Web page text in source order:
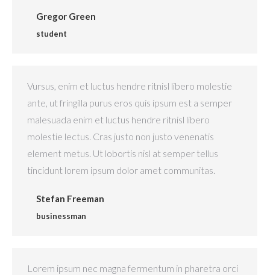
Gregor Green
student
Vursus, enim et luctus hendre ritnisl libero molestie
ante, ut fringilla purus eros quis ipsum est a semper
malesuada enim et luctus hendre ritnisl libero
molestie lectus. Cras justo non justo venenatis
element metus. Ut lobortis nisl at semper tellus
tincidunt lorem ipsum dolor amet communitas.
Stefan Freeman
businessman
Lorem ipsum nec magna fermentum in pharetra orci